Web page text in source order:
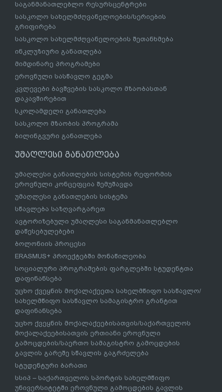
საგანმანათლებლო რესურსცენტრები
სასკოლო სახელმძღვანელოების/სერიების
გრიფირება
სასკოლო სახელმძღვანელოების შეთანხმება
ინკლუზიური განათლება
მიმდინარე პროგრამები
ეროვნული სასწავლო გეგმა
კვლევები ბავშვების სასკოლო მზაობასთან
დაკავშირებით
სკოლამდელი განათლება
სასკოლო მზაობის პროგრამა
ბილინგვური განათლება
უმაღლესი განათლება
უმაღლესი განათლების სისტემის რეფორმის
ეროვნული კონცეფცია შემუშავდა
უმაღლესი განათლების სისტემა
სწავლება საზღვარგარეთ
ავტორიზებული უმაღლესი საგანმანათლებლო
დაწესებულებები
ბოლონიის პროცესი
ERASMUS+ პროექტებში მონაწილეობა
სოციალური პროგრამების ფარგლებში სტუდენტთა
დაფინანსება
უცხო ქვეყნის მოქალაქეეთა სახელმწიფო სასწავლო/
სახელმწიფო სასწავლო სამაგისტრო გრანტით
დაფინანსება
უცხო ქვეყნის მოქალაქეებისათვის/საქართველოს
მოქალაქეებისათვის ერთიანი ეროვნული
გამოცდების/საერთო სამაგისტრო გამოცდების
გავლის გარეშე სწავლის გაგრძელება
სტუდენტური ბარათი
სსიპ – საქართველოს სპორტის სახელმწიფო
უნივერსიტეტში ეროვნული გამოცდების გავლის